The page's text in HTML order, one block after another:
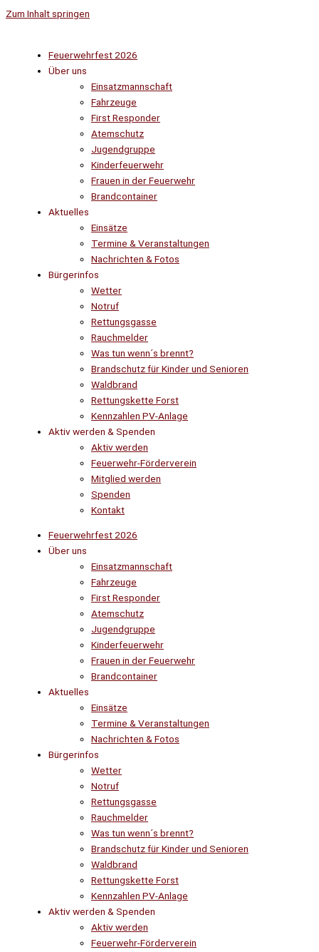
Zum Inhalt springen
Feuerwehrfest 2026
Über uns
Einsatzmannschaft
Fahrzeuge
First Responder
Atemschutz
Jugendgruppe
Kinderfeuerwehr
Frauen in der Feuerwehr
Brandcontainer
Aktuelles
Einsätze
Termine & Veranstaltungen
Nachrichten & Fotos
Bürgerinfos
Wetter
Notruf
Rettungsgasse
Rauchmelder
Was tun wenn´s brennt?
Brandschutz für Kinder und Senioren
Waldbrand
Rettungskette Forst
Kennzahlen PV-Anlage
Aktiv werden & Spenden
Aktiv werden
Feuerwehr-Förderverein
Mitglied werden
Spenden
Kontakt
Feuerwehrfest 2026
Über uns
Einsatzmannschaft
Fahrzeuge
First Responder
Atemschutz
Jugendgruppe
Kinderfeuerwehr
Frauen in der Feuerwehr
Brandcontainer
Aktuelles
Einsätze
Termine & Veranstaltungen
Nachrichten & Fotos
Bürgerinfos
Wetter
Notruf
Rettungsgasse
Rauchmelder
Was tun wenn´s brennt?
Brandschutz für Kinder und Senioren
Waldbrand
Rettungskette Forst
Kennzahlen PV-Anlage
Aktiv werden & Spenden
Aktiv werden
Feuerwehr-Förderverein